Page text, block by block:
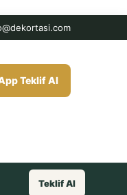
Teklif Al
Teklif Al